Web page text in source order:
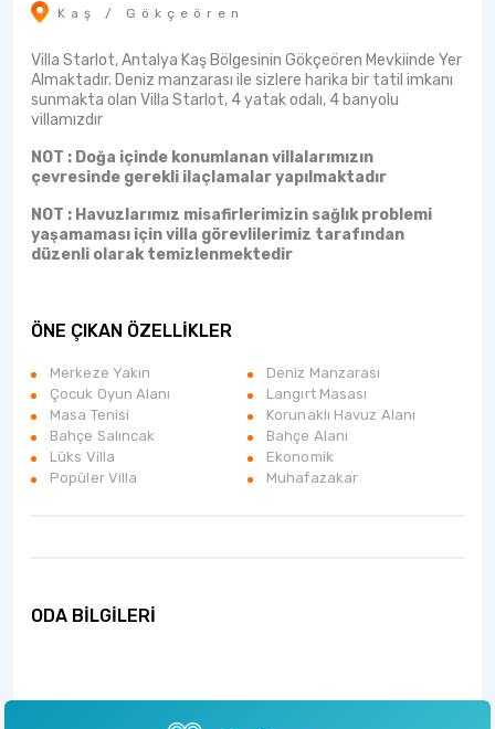
Kaş / Gökçeören
Villa Starlot, Antalya Kaş Bölgesinin Gökçeören Mevkiinde Yer
Almaktadır. Deniz manzarası ile sizlere harika bir tatil imkanı
sunmakta olan Villa Starlot, 4 yatak odalı, 4 banyolu
villamızdır
NOT : Doğa içinde konumlanan villalarımızın
çevresinde gerekli ilaçlamalar yapılmaktadır
NOT : Havuzlarımız misafirlerimizin sağlık problemi
yaşamaması için villa görevlilerimiz tarafından
düzenli olarak temizlenmektedir
ÖNE ÇIKAN ÖZELLİKLER
Merkeze Yakın
Deniz Manzarası
Çocuk Oyun Alanı
Langırt Masası
Masa Tenisi
Korunaklı Havuz Alanı
Bahçe Salıncak
Bahçe Alanı
Lüks Villa
Ekonomik
Popüler Villa
Muhafazakar
ODA BİLGİLERİ